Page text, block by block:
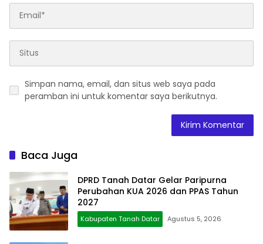
Simpan nama, email, dan situs web saya pada
peramban ini untuk komentar saya berikutnya.
Baca Juga
DPRD Tanah Datar Gelar Paripurna
Perubahan KUA 2026 dan PPAS Tahun
2027
Kabupaten Tanah Datar Agustus 5, 2026